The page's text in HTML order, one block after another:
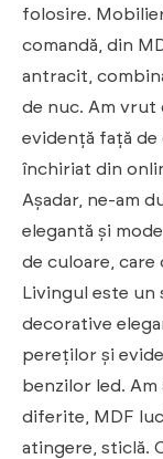
folosire.
comandă, din
antracit,
de nuc. Am vrut
evidență față
închiriat din
Așadar, ne-am
elegantă și
de culoare, care
Livingul este
decorative
pereților și
benzilor led.
diferite, MDF
atingere, sticlă.